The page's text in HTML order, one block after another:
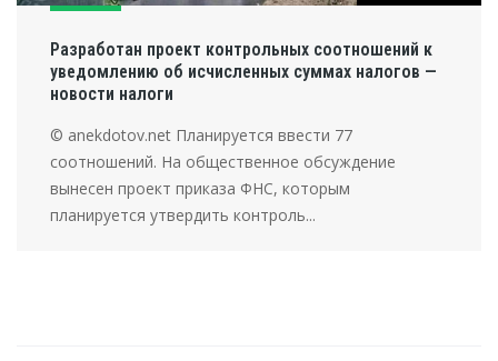
Разработан проект контрольных соотношений к
уведомлению об исчисленных суммах налогов —
новости налоги
© anekdotov.net Планируется ввести 77
соотношений. На общественное обсуждение
вынесен проект приказа ФНС, которым
планируется утвердить контроль...